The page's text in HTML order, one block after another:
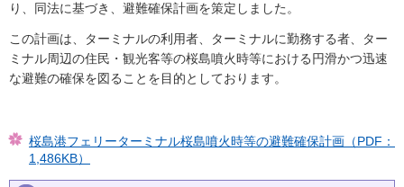
り、同法に基づき、避難確保計画を策定しました。
この計画は、ターミナルの利用者、ターミナルに勤務する者、ター
ミナル周辺の住民・観光客等の桜島噴火時等における円滑かつ迅速
な避難の確保を図ることを目的としております。
桜島港フェリーターミナル桜島噴火時等の避難確保計画（PDF：
1,486KB）